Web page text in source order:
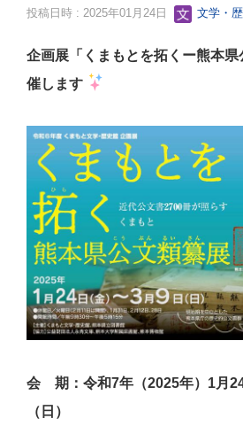
投稿日時 : 2025年01月24日 文学・
企画展「くまもとを拓くー熊本県
催します
会 期：令和7年（2025年）1月
（日）